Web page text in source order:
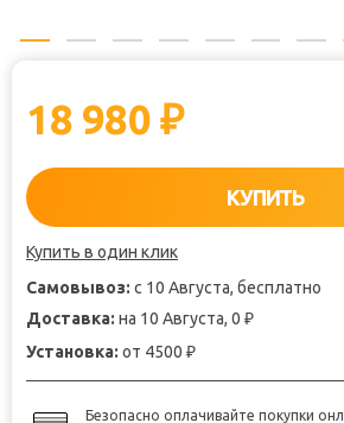
18 980 ₽
КУПИТЬ
Купить в один клик
Самовывоз: с 10 Августа, бесплатно
Доставка: на 10 Августа, 0 ₽
Установка: от 4500 ₽
Безопасно оплачивайте покупки